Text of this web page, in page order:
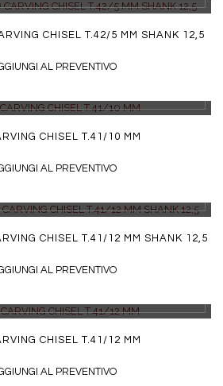
CHISEL T.42/5 MM SHANK 12,5
AL PREVENTIVO
CHISEL T.41/10 MM
AL PREVENTIVO
CHISEL T.41/12 MM SHANK 12,5
AL PREVENTIVO
CHISEL T.41/12 MM
AL PREVENTIVO